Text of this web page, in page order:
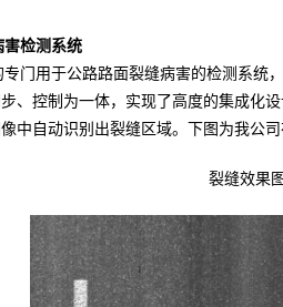
检测系统
门用于公路路面裂缝病害的检测系统
、控制为一体，实现了高度的集成化
中自动识别出裂缝区域。下图为我公
裂缝效果